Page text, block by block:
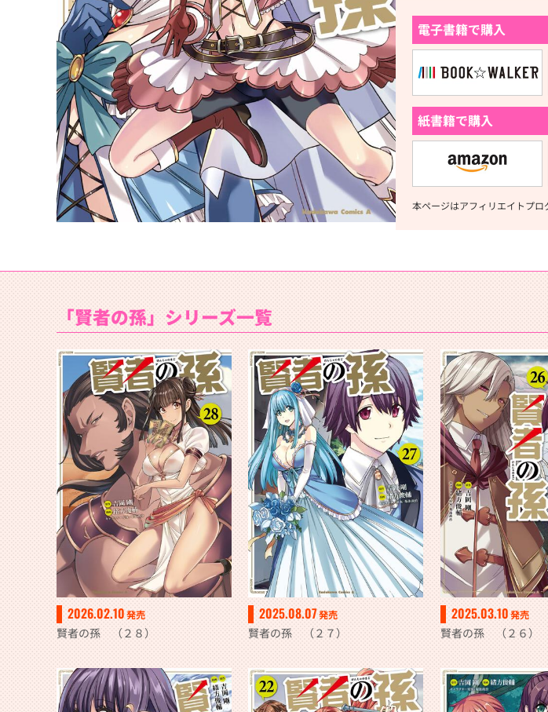
電子書籍で購入
紙書籍で購入
本ページはアフィリエイトプ
「賢者の孫」シリーズ一覧
2026.02.10発売
賢者の孫 （２８）
2025.08.07発売
賢者の孫 （２７）
2025.03.10発売
賢者の孫 （２６）